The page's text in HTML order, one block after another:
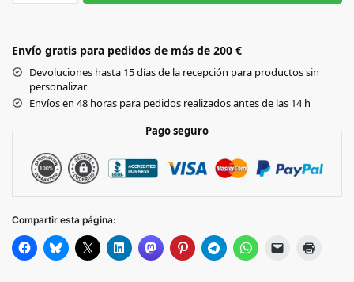
CHARCOAL
NAVY
Envío gratis para pedidos de más de 200 €
Devoluciones hasta 15 días de la recepción para productos sin
personalizar
Envíos en 48 horas para pedidos realizados antes de las 14 h
Pago seguro
Compartir esta página: